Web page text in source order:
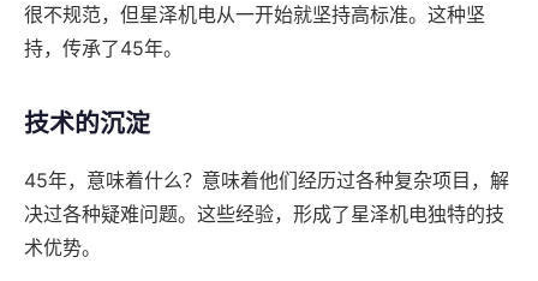
很不规范，但星泽机电从一开始就坚持高标准。这种坚
持，传承了45年。
技术的沉淀
45年，意味着什么？意味着他们经历过各种复杂项目，解
决过各种疑难问题。这些经验，形成了星泽机电独特的技
术优势。